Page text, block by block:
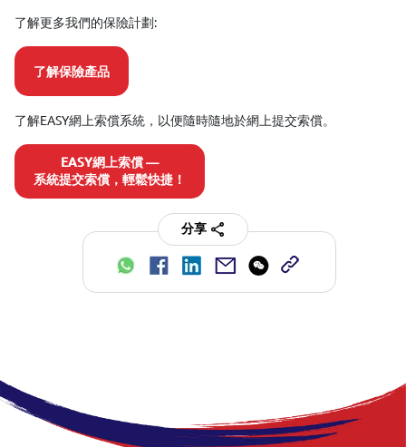
了解更多我們的保險計劃:
了解保險產品
了解EASY網上索償系統，以便隨時隨地於網上提交索償。
EASY網上索償 —
系統提交索償，輕鬆快捷！
分享